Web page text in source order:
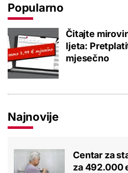
Popularno
Čitajte
ljeta:
mjesečno
Najnovije
Centar za
za 492.000